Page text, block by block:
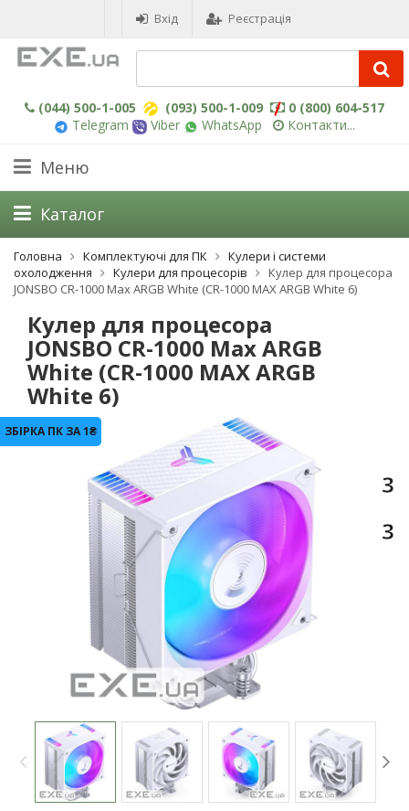
Вхід Реєстрація
(044) 500-1-005 (093) 500-1-009
0 (800) 604-517
Telegram
Viber WhatsApp Контакти...
Меню
Головна Комплектуючі для ПК
Кулери і системи
охолодження
Кулери для процесорів
Кулер для процесора
JONSBO CR-1000 Max ARGB White (CR-1000 MAX ARGB White 6)
Кулер для процесора
JONSBO CR-1000 Max ARGB
White (CR-1000 MAX ARGB
White 6)
ЗБІРКА ПК ЗА 1₴
3
3
Каталог